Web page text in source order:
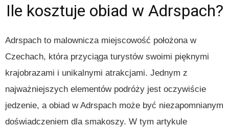
Ile kosztuje obiad w Adrspach?
Adrspach to malownicza miejscowość położona w
Czechach, która przyciąga turystów swoimi pięknymi
krajobrazami i unikalnymi atrakcjami. Jednym z
najważniejszych elementów podróży jest oczywiście
jedzenie, a obiad w Adrspach może być niezapomnianym
doświadczeniem dla smakoszy. W tym artykule